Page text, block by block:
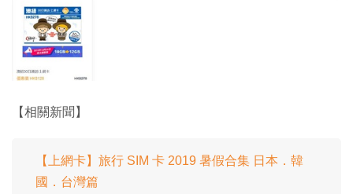
【相關新聞】
【上網卡】旅行 SIM 卡 2019 暑假合集 日本．韓
國．台灣篇